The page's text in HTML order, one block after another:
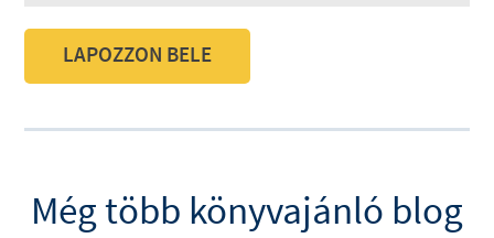
LAPOZZON BELE
Még több könyvajánló blog